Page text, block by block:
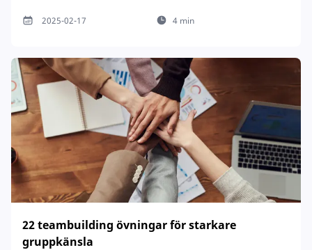
2025-02-17 4 min
22 teambuilding övningar för starkare
gruppkänsla